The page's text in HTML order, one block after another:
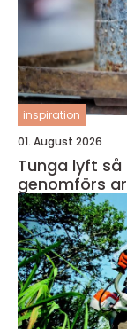
inspiration
01. August 2026
Tunga lyft så planeras, säkras och
genomförs